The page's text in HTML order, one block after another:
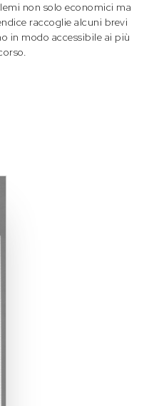
non solo economici ma
raccoglie alcuni brevi
in modo accessibile ai più